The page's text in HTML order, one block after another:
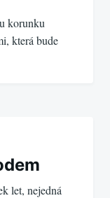
korunku
která bude
let, nejedná